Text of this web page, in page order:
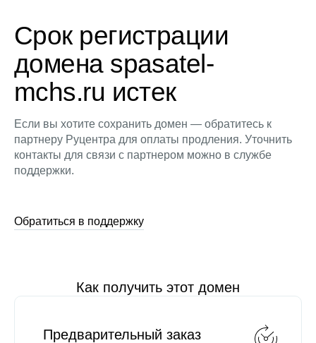
Срок регистрации
домена spasatel-
mchs.ru истек
Если вы хотите сохранить домен — обратитесь к
партнеру Руцентра для оплаты продления. Уточнить
контакты для связи с партнером можно в службе
поддержки.
Обратиться в поддержку
Как получить этот домен
Предварительный заказ